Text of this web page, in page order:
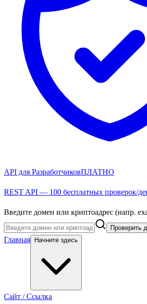
API для РазработчиковПЛАТНО
REST API — 100 бесплатных проверок/
Введите домен или криптоадрес (напр.
Проверить
Главная Начните здесь
Сайт / Ссылка